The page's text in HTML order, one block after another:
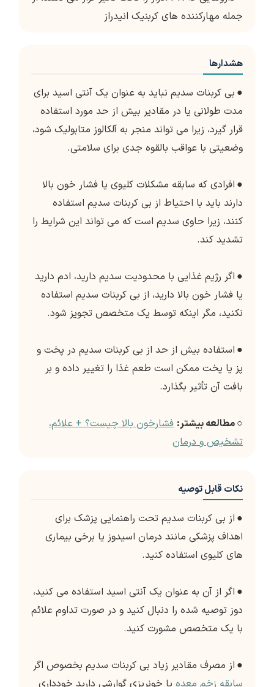
جمله مهارکننده های کربنیک انیدراز
هشدارها
● بی کربنات سدیم نباید به عنوان یک آنتی اسید برای
مدت طولانی یا در مقادیر بیش از حد مورد استفاده
قرار گیرد، زیرا می تواند منجر به آلکالوز متابولیک شود،
وضعیتی با عواقب بالقوه جدی برای سلامتی.
● افرادی که سابقه مشکلات کلیوی یا فشار خون بالا
دارند باید با احتیاط از بی کربنات سدیم استفاده
کنند، زیرا حاوی سدیم است که می تواند این شرایط را
تشدید کند.
● اگر رژیم غذایی با محدودیت سدیم دارید، ادم دارید
یا فشار خون بالا دارید، از بی کربنات سدیم استفاده
نکنید، مگر اینکه توسط یک متخصص تجویز شود.
● استفاده بیش از حد از بی کربنات سدیم در پخت و
پز یا پخت ممکن است طعم غذا را تغییر داده و بر
بافت آن تأثیر بگذارد.
○ مطالعه بیشتر: فشارخون بالا چیست؟ + علائم،
تشخیص و درمان
نکات قابل توصیه
● از بی کربنات سدیم تحت راهنمایی پزشک برای
اهداف پزشکی مانند درمان اسیدوز یا برخی بیماری
های کلیوی استفاده کنید.
● اگر از آن به عنوان یک آنتی اسید استفاده می کنید،
دوز توصیه شده را دنبال کنید و در صورت تداوم علائم
با یک متخصص مشورت کنید.
● از مصرف مقادیر زیاد بی کربنات سدیم بخصوص اگر